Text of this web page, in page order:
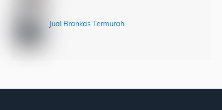
Jual Brankas Termurah